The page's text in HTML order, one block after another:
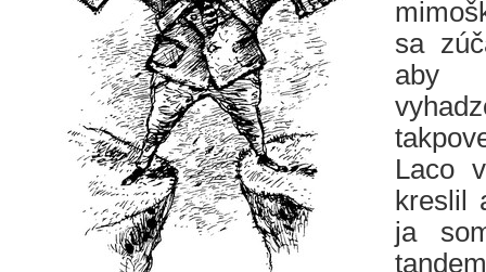
sa
aby
Laco
kreslil
ja